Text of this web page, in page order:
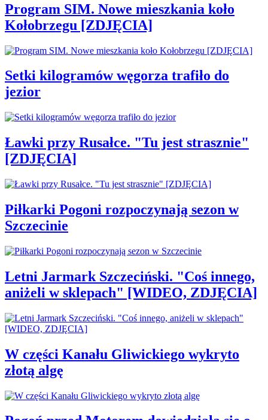
Program SIM. Nowe mieszkania koło
Kołobrzegu [ZDJĘCIA]
Setki kilogramów węgorza trafiło do
jezior
Ławki przy Rusałce. "Tu jest strasznie"
[ZDJĘCIA]
Piłkarki Pogoni rozpoczynają sezon w
Szczecinie
Letni Jarmark Szczeciński. "Coś innego,
aniżeli w sklepach" [WIDEO, ZDJĘCIA]
W części Kanału Gliwickiego wykryto
złotą algę